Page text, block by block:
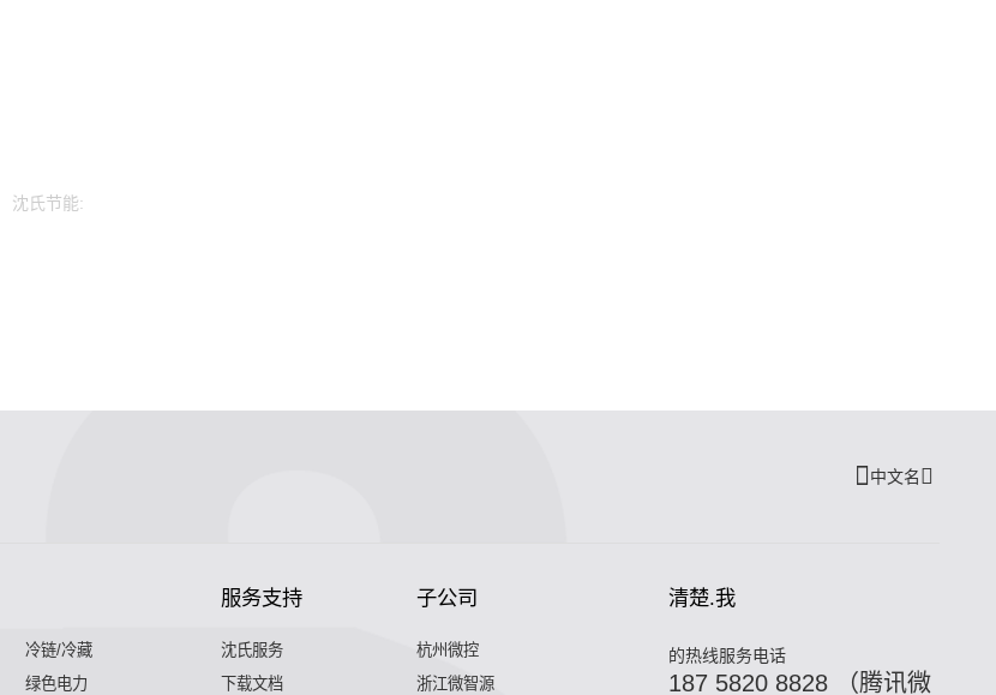
沈氏节能:
中文名
冷链/冷藏
绿色电力
服务支持
沈氏服务
下载文档
子公司
杭州微控
浙江微智源
清楚.我
的热线服务电话
187 5820 8828 （腾讯微